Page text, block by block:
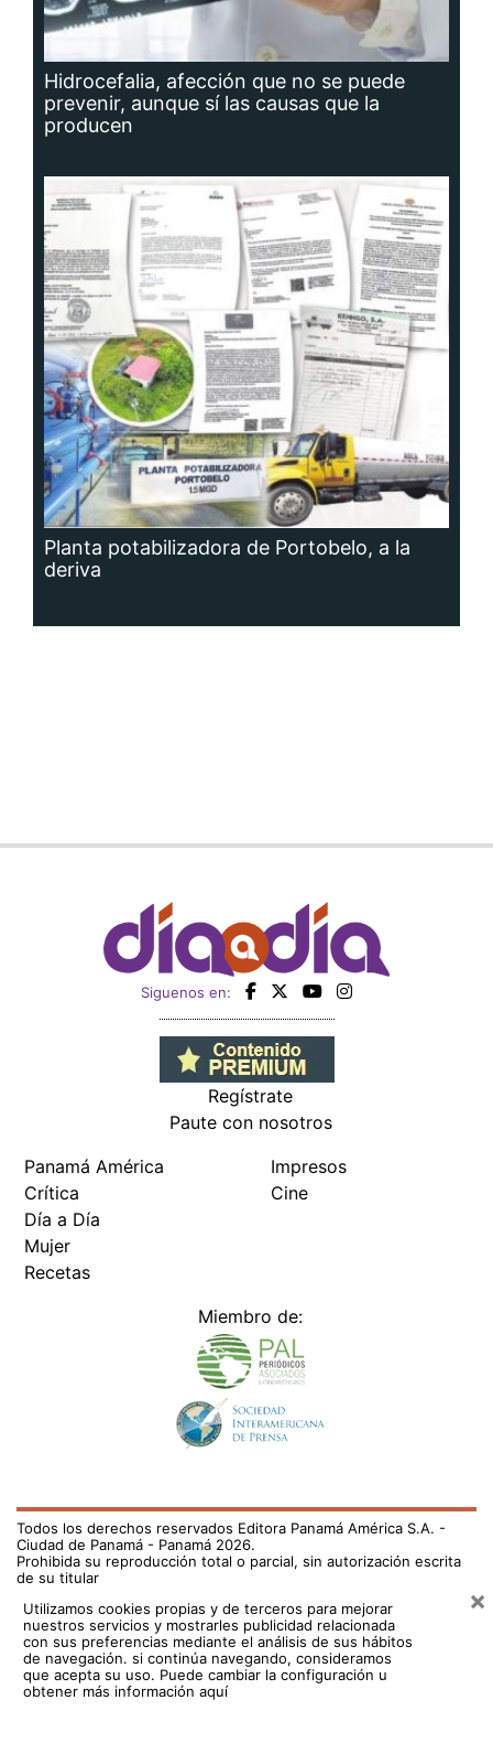
Hidrocefalia, afección que no se puede
prevenir, aunque sí las causas que la
producen
Planta potabilizadora de Portobelo, a la
deriva
Siguenos en:
Regístrate
Paute con nosotros
Crítica
Día a Día
Mujer
Recetas
Cine
Todos los derechos reservados Editora Panamá América S.A. -
Ciudad de Panamá - Panamá 2026.
Prohibida su reproducción total o parcial, sin autorización escrita
de su titular
Utilizamos cookies propias y de terceros para mejorar
nuestros servicios y mostrarles publicidad relacionada
con sus preferencias mediante el análisis de sus hábitos
de navegación. si continúa navegando, consideramos
que acepta su uso.Puede cambiar la configuración u
obtener más información aquí